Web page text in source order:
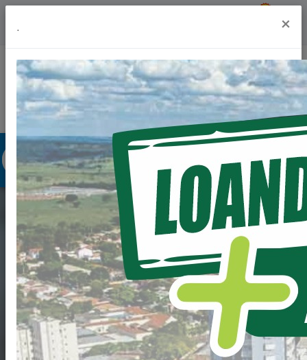
EDITAL DE
CHAMAMENTO
PÚBLICO PARA FINS
DE
. ×